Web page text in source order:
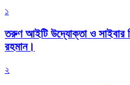
১
তরুণ আইটি উদ্যোক্তা ও সাইবার
রহমান।
২